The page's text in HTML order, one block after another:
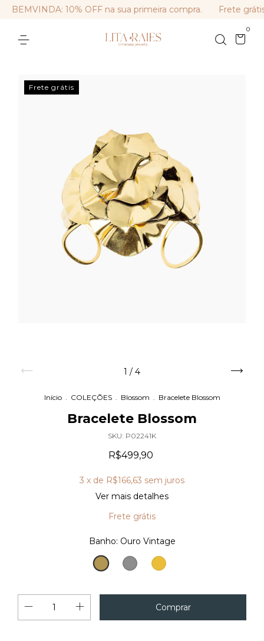
BEMVINDA: 10% OFF na sua primeira compra. Frete grátis
0
Frete grátis
1 / 4
Início COLEÇÕES Blossom Bracelete Blossom
Bracelete Blossom
SKU: P02241K
R$499,90
3 x de R$166,63 sem juros
Ver mais detalhes
Frete grátis
Banho: Ouro Vintage
Ouro
Vintage
Prata
Vintage
Ouro
18K